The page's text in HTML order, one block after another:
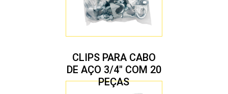
CLIPS PARA CABO
DE AÇO 3/4″ COM 20
PEÇAS